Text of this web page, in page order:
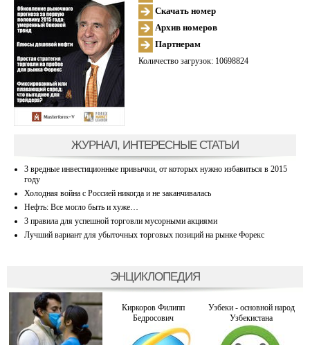
Скачать номер
Архив номеров
Партнерам
Количество загрузок: 10698824
ЖУРНАЛ, ИНТЕРЕСНЫЕ СТАТЬИ
3 вредные инвестиционные привычки, от которых нужно избавиться в 2015
году
Холодная война с Россией никогда и не заканчивалась
Нефть: Все могло быть и хуже…
3 правила для успешной торговли мусорными акциями
Лучший вариант для убыточных торговых позиций на рынке Форекс
ЭНЦИКЛОПЕДИЯ
Киркоров Филипп
Бедросович
Узбеки - основной народ
Узбекистана